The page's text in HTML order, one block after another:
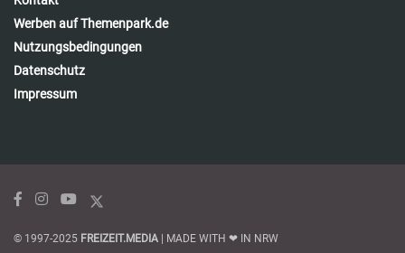
Werben auf Themenpark.de
Nutzungsbedingungen
Datenschutz
Impressum
© 1997-2025 FREIZEIT.MEDIA | MADE WITH ❤ IN NRW